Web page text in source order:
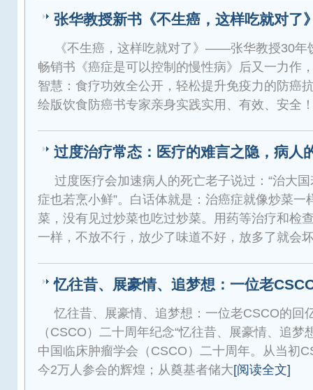
张华教授新书《不生癌，这样吃就对了
《不生癌，这样吃就对了》——张华教授30年
畅销书《癌症是可以控制的慢性病》后又一力作
智慧：食疗功效全公开，轻松提升免疫力的防癌
绘版饮食防癌书专家亲身实践实用、有效、安全
过度治疗常态：医疗的难言之隐，病人
过度医疗会加速病人的死亡老子说过：“治大
症也若烹小鲜”。白话体就是：治癌症就像炒菜一
菜，没有见过炒菜也吃过炒菜。用药等治疗和检
一样，不放不行，放少了味道不好，放多了就会
忆往昔、展豪情、追梦想：一位老
忆往昔、展豪情、追梦想：一位老CSCO的
（CSCO）二十周年纪念“忆往昔、展豪情、追
中国临床肿瘤学会（CSCO）二十周年。从当初
今2万人参会的辉煌；从奠基者储大[阅读全文]